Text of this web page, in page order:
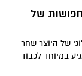
חיוניים לכלל
של
של היוצר שחר
במיוחד לכבוד
תל אשקלון